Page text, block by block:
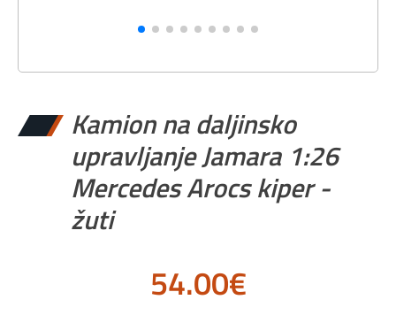
Kamion na daljinsko
upravljanje Jamara 1:26
Mercedes Arocs kiper -
žuti
54.00€